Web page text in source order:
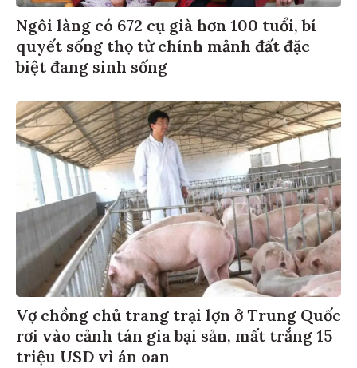
Ngôi làng có 672 cụ già hơn 100 tuổi, bí
quyết sống thọ từ chính mảnh đất đặc
biệt đang sinh sống
Vợ chồng chủ trang trại lợn ở Trung Quốc
rơi vào cảnh tán gia bại sản, mất trắng 15
triệu USD vì án oan